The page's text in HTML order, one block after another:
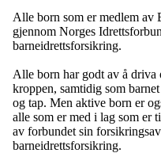
Alle born som er medlem av
gjennom Norges
barneidrettsforsikring.
Alle born har godt av å
kroppen, samtidig som
og tap. Men aktive born er
alle som er med i lag som er
av forbundet sin
barneidrettsforsikring.